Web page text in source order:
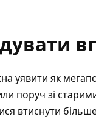
уявити як
поруч зі
втиснути